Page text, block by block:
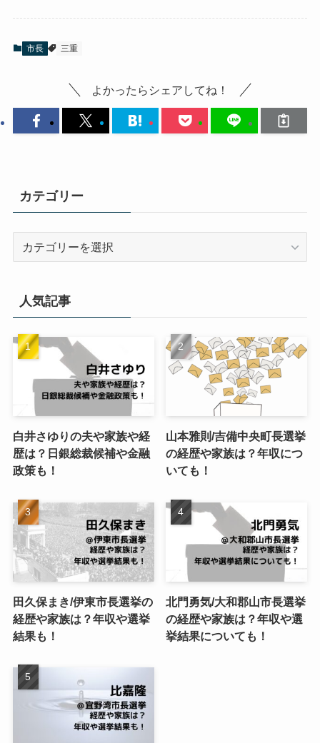
市長 三重
よかったらシェアしてね！
カテゴリー
ー
人気記事
白井さゆりの夫や家族や経
歴は？日銀総裁候補や金融
政策も！
山本雅則/吉備中央町長選挙
の経歴や家族は？年収につ
いても！
田久保まき/伊東市長選挙の
経歴や家族は？年収や選挙
結果も！
北門勇気/大和郡山市長選挙
の経歴や家族は？年収や選
挙結果についても！